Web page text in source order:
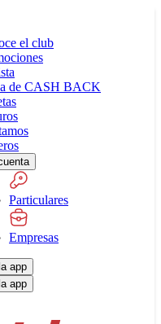
el club
de CASH BACK
Particulares
Empresas
app
app